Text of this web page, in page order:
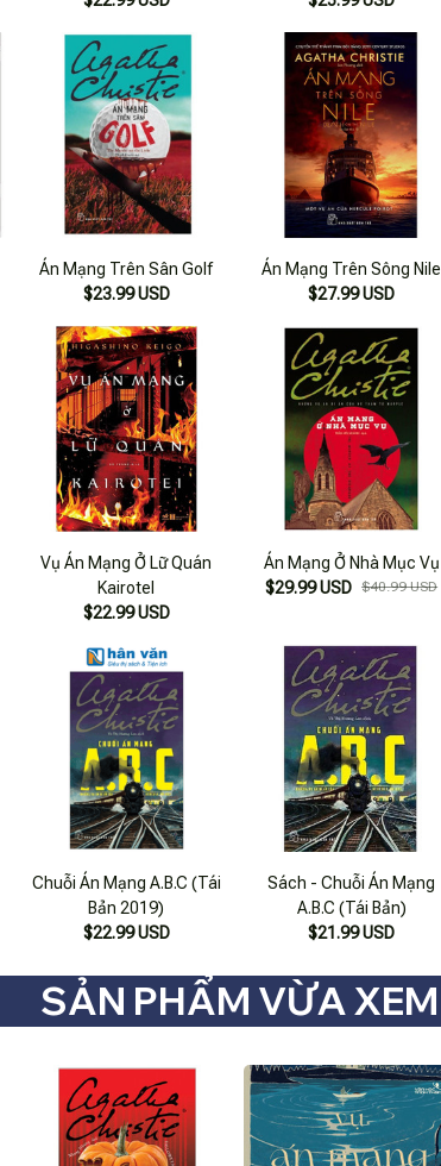
Án Mạng Trên Sân Golf
$23.99 USD
Án Mạng Trên Sông Nile
$27.99 USD
Vụ Án Mạng Ở Lữ Quán
Kairotel
$22.99 USD
Án Mạng Ở Nhà Mục Vụ
$29.99 USD $40.99 USD
Chuỗi Án Mạng A.B.C (Tái
Bản 2019)
$22.99 USD
Sách - Chuỗi Án Mạng
A.B.C (Tái Bản)
$21.99 USD
SẢN PHẨM VỪA XEM